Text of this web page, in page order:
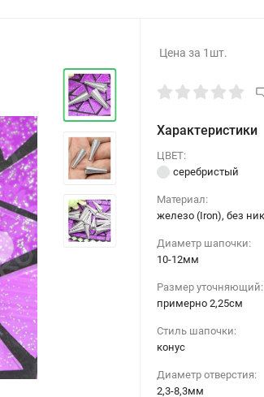
Цена за 1шт.
Характеристики
ЦВЕТ:
серебристый
Материал:
железо (Iron), без
Диаметр шапочки:
10-12мм
Размер уточняющий:
примерно 2,25см
Стиль шапочки:
конус
Диаметр отверстия:
2,3-8,3мм